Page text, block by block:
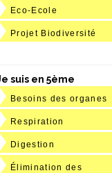
Eco-Ecole
Projet Biodiversité
suis en 5ème
Besoins des organes
Respiration
Digestion
Élimination des